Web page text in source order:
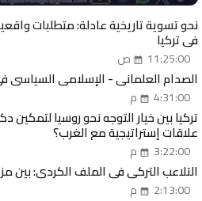
نحو تسوية تاريخية عادلة: متطلبات
في تركيا
11:25:00 ص
الصدام العلماني - الإسلامي السياسي
4:31:00 م
تركيا بين خيار التوجه نحو روسيا لتمكين
علاقات إستراتيجية مع الغرب؟
3:22:00 م
التلاعب التركي في الملف الكردي: بين
2:13:00 م